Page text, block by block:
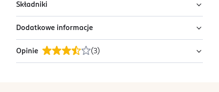
Regenerująca woda termalna Uriage Eau
Thermale
intensywnie nawilża, koi i chroni skórę. Dzięki wysokiej
zawartości minerałów wspiera barierę ochronną skóry
Składniki
Ingredients: : AQUA, NITROGEN.
Dodatkowe informacje
PRZYGOTOWANIE I STOSOWANIE
Rozpyl na skórze.
Opinie (3)